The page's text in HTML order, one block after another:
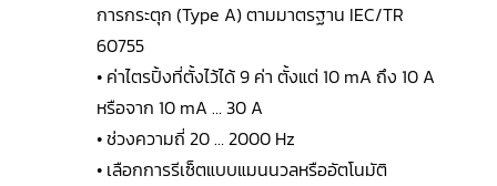
การกระตุก (Type A) ตามมาตรฐาน IEC/TR
60755
• ค่าไตรปิ้งที่ตั้งไว้ได้ 9 ค่า ตั้งแต่ 10 mA ถึง 10 A
หรือจาก 10 mA … 30 A
• ช่วงความถี่ 20 … 2000 Hz
• เลือกการรีเซ็ตแบบแมนนวลหรืออัตโนมัติ